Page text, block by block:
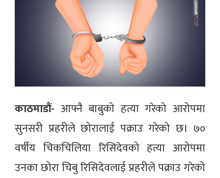
काठमाडौं- आफ्नै बाबुको हत्या गरेको आरोपमा
सुनसरी प्रहरीले छोरालाई पक्राउ गरेको छ। ७०
वर्षीय चिकचिलिया रिसिदेवको हत्या आरोपमा
उनका छोरा चिबु रिसिदेवलाई प्रहरीले पक्राउ गरेको